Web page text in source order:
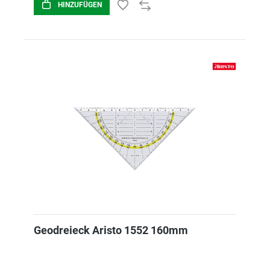
HINZUFÜGEN
Geodreieck Aristo 1552 160mm